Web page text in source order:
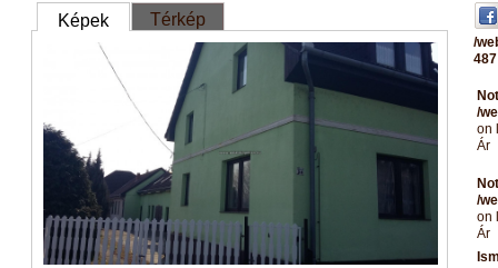
Képek Térkép
/
487
/
on
Ár
/
on
Ár